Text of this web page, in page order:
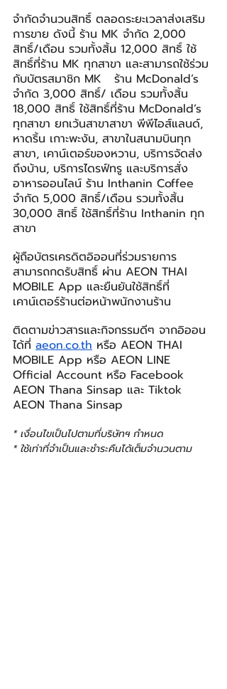
จำกัดจำนวนสิทธิ์ ตลอดระยะเวลาส่งเสริม
การขาย ดังนี้ ร้าน MK จำกัด 2,000
สิทธิ์/เดือน รวมทั้งสิ้น 12,000 สิทธิ์ ใช้
สิทธิ์ที่ร้าน MK ทุกสาขา และสามารถใช้ร่วม
กับบัตรสมาชิก MK   ร้าน McDonald’s
จำกัด 3,000 สิทธิ์/ เดือน รวมทั้งสิ้น
18,000 สิทธิ์ ใช้สิทธิ์ที่ร้าน McDonald’s
ทุกสาขา ยกเว้นสาขาสาขา พีพีไอส์แลนด์,
หาดริ้น เกาะพะงัน, สาขาในสนามบินทุก
สาขา, เคาน์เตอร์ของหวาน, บริการจัดส่ง
ถึงบ้าน, บริการไดรฟ์ทรู และบริการสั่ง
อาหารออนไลน์ ร้าน Inthanin Coffee
จำกัด 5,000 สิทธิ์/เดือน รวมทั้งสิ้น
30,000 สิทธิ์ ใช้สิทธิ์ที่ร้าน Inthanin ทุก
สาขา
ผู้ถือบัตรเครดิตอิออนที่ร่วมรายการ
สามารถกดรับสิทธิ์ ผ่าน AEON THAI
MOBILE App และยืนยันใช้สิทธิ์ที่
เคาน์เตอร์ร้านต่อหน้าพนักงานร้าน
ติดตามข่าวสารและกิจกรรมดีๆ จากอิออน
ได้ที่ aeon.co.th หรือ AEON THAI
MOBILE App หรือ AEON LINE
Official Account หรือ Facebook
AEON Thana Sinsap และ Tiktok
AEON Thana Sinsap
* เงื่อนไขเป็นไปตามที่บริษัทฯ กำหนด
* ใช้เท่าที่จำเป็นและชำระคืนได้เต็มจำนวนตาม